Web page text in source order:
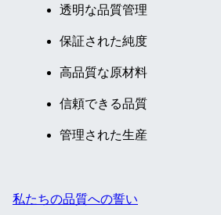
透明な品質管理
保証された純度
高品質な原材料
信頼できる品質
管理された生産
私たちの品質への誓い